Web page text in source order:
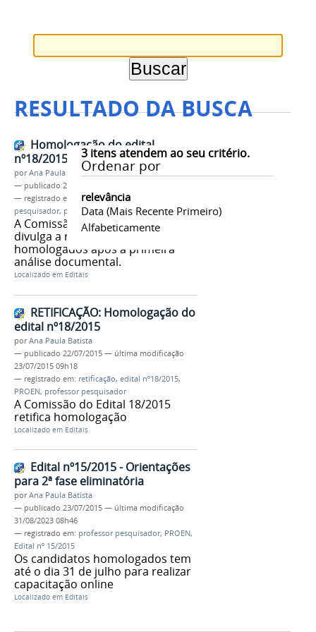
RESULTADO DA BUSCA
3itens atendem ao seu critério.
Ordenar por
relevância
Data (mais Recente Primeiro)
Alfabeticamente
Homologação do edital
nº18/2015 professor pesquisador
porAna Paula Batista
— publicado 21/07/2015
— registrado em:
edital nº18/2015
pesquisador, proen,homologação
A Comissão do Edital 18/2015
divulga a relação de candidatos
homologados após a primeira
análise documental.
Localizado em Editais
RETIFICAÇÃO: Homologação do
edital nº18/2015
porAna Paula Batista
— publicado 22/07/2015 — última modificação
23/07/2015 09h18
— registrado em: retificação, edital nº18/2015,
PROEN, professor pesquisador
A Comissão do Edital 18/2015
retifica homologação
Localizado em Editais
Edital nº15/2015 - Orientações
para 2ª fase eliminatória
porAna Paula Batista
— publicado 23/07/2015 — última modificação
31/08/2023 08h46
— registrado em: professor pesquisador, PROEN,
Edital nº 15/2015
Os candidatos homologados tem
até o dia 31 de julho para realizar
capacitação online
Localizado em Editais